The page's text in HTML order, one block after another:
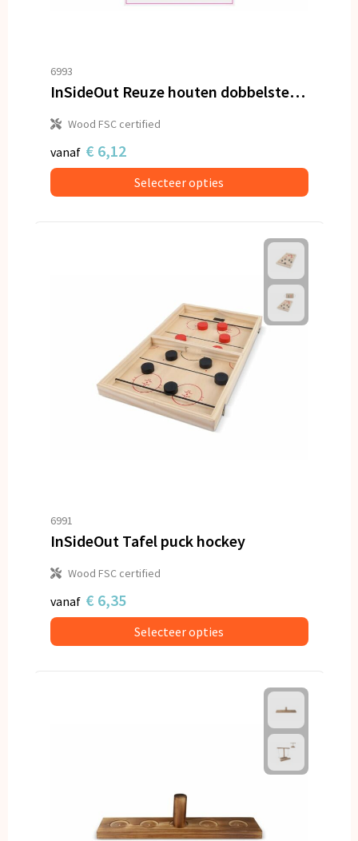
6993
InSideOut Reuze houten dobbelsteen spel
Wood FSC certified
vanaf € 6,12
Selecteer opties
6991
InSideOut Tafel puck hockey
Wood FSC certified
vanaf € 6,35
Selecteer opties